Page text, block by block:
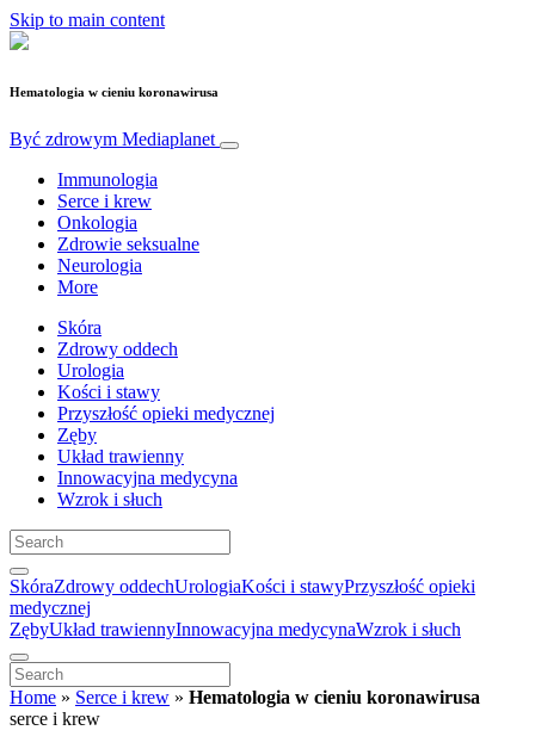
Skip to main content
Hematologia w cieniu koronawirusa
Być zdrowym Mediaplanet
Immunologia
Serce i krew
Onkologia
Zdrowie seksualne
Neurologia
More
Skóra
Zdrowy oddech
Urologia
Kości i stawy
Przyszłość opieki medycznej
Zęby
Układ trawienny
Innowacyjna medycyna
Wzrok i słuch
SkóraZdrowy oddechUrologiaKości i stawyPrzyszłość opieki
medycznej
ZębyUkład trawiennyInnowacyjna medycynaWzrok i słuch
Home » Serce i krew » Hematologia w cieniu koronawirusa
serce i krew